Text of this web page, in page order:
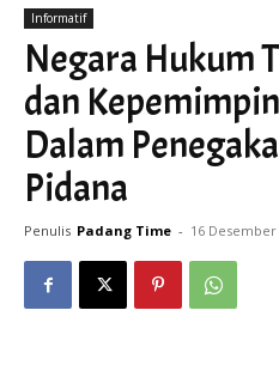
Informatif
Negara Hukum
dan
Dalam
Pidana
Penulis Padang Time - 16 Desember